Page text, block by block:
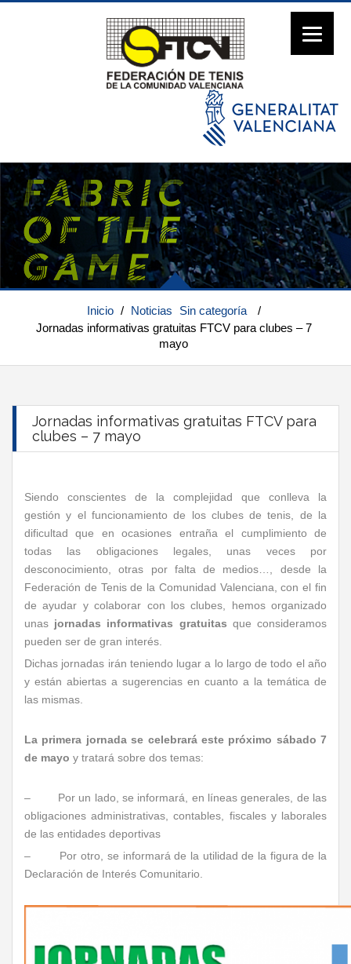
Inicio / Noticias Sin categoría
/
Jornadas informativas gratuitas FTCV para clubes – 7
mayo
Jornadas informativas gratuitas FTCV para
clubes – 7 mayo
Siendo conscientes de la complejidad que conlleva la
gestión y el funcionamiento de los clubes de tenis, de la
dificultad que en ocasiones entraña el cumplimiento de
todas las obligaciones legales, unas veces por
desconocimiento, otras por falta de medios…, desde la
Federación de Tenis de la Comunidad Valenciana, con el fin
de ayudar y colaborar con los clubes, hemos organizado
unas jornadas informativas gratuitas que consideramos
pueden ser de gran interés.
Dichas jornadas irán teniendo lugar a lo largo de todo el año
y están abiertas a sugerencias en cuanto a la temática de
las mismas.
La primera jornada se celebrará este próximo sábado 7
de mayo y tratará sobre dos temas:
– Por un lado, se informará, en líneas generales, de las
obligaciones administrativas, contables, fiscales y laborales
de las entidades deportivas
– Por otro, se informará de la utilidad de la figura de la
Declaración de Interés Comunitario.